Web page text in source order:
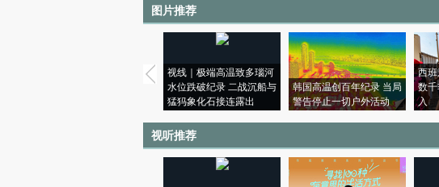
图片推荐
视线｜极端高温致多瑙河
水位跌破纪录 二战沉船与
猛犸象化石接连露出
韩国高温创百年纪录 当局
警告停止一切户外活动
西
数
入
视听推荐